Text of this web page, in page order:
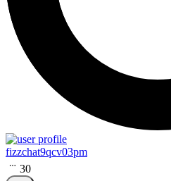
fizzchat9qcv03pm
30